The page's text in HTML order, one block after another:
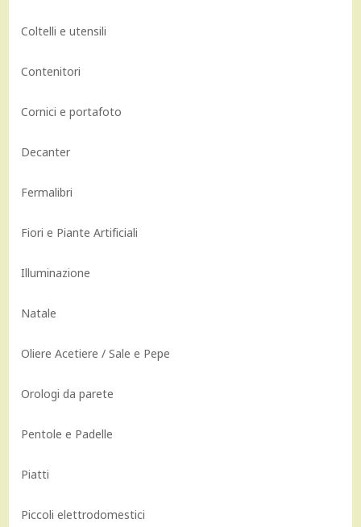
Coltelli e utensili
Contenitori
Cornici e portafoto
Decanter
Fermalibri
Fiori e Piante Artificiali
Illuminazione
Natale
Oliere Acetiere / Sale e Pepe
Orologi da parete
Pentole e Padelle
Piatti
Piccoli elettrodomestici